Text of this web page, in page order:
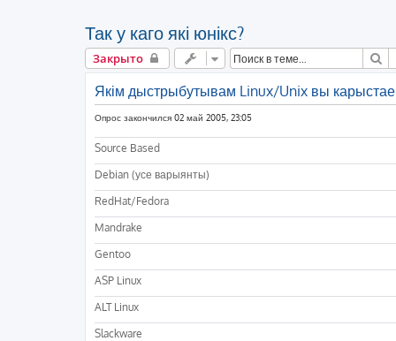
Так у каго які юнікс?
Закрыто
Якім дыстрыбутывам Linux/Unix вы
Опрос закончился 02 май 2005, 23:05
Source Based
Debian (усе варыянты)
RedHat/Fedora
Mandrake
Gentoo
ASP Linux
ALT Linux
Slackware